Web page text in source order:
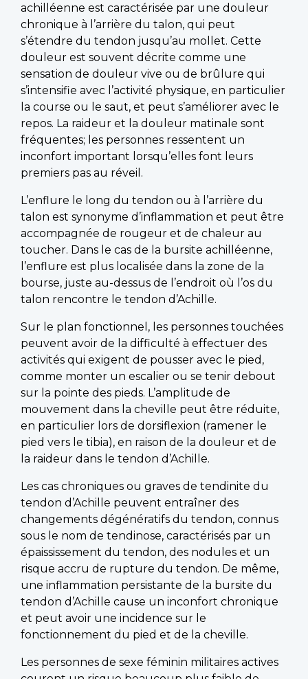
achilléenne est caractérisée par une douleur
chronique à l’arrière du talon, qui peut
s’étendre du tendon jusqu’au mollet. Cette
douleur est souvent décrite comme une
sensation de douleur vive ou de brûlure qui
s’intensifie avec l’activité physique, en particulier
la course ou le saut, et peut s’améliorer avec le
repos. La raideur et la douleur matinale sont
fréquentes; les personnes ressentent un
inconfort important lorsqu’elles font leurs
premiers pas au réveil.
L’enflure le long du tendon ou à l’arrière du
talon est synonyme d’inflammation et peut être
accompagnée de rougeur et de chaleur au
toucher. Dans le cas de la bursite achilléenne,
l’enflure est plus localisée dans la zone de la
bourse, juste au-dessus de l’endroit où l’os du
talon rencontre le tendon d’Achille.
Sur le plan fonctionnel, les personnes touchées
peuvent avoir de la difficulté à effectuer des
activités qui exigent de pousser avec le pied,
comme monter un escalier ou se tenir debout
sur la pointe des pieds. L’amplitude de
mouvement dans la cheville peut être réduite,
en particulier lors de dorsiflexion (ramener le
pied vers le tibia), en raison de la douleur et de
la raideur dans le tendon d’Achille.
Les cas chroniques ou graves de tendinite du
tendon d’Achille peuvent entraîner des
changements dégénératifs du tendon, connus
sous le nom de tendinose, caractérisés par un
épaississement du tendon, des nodules et un
risque accru de rupture du tendon. De même,
une inflammation persistante de la bursite du
tendon d’Achille cause un inconfort chronique
et peut avoir une incidence sur le
fonctionnement du pied et de la cheville.
Les personnes de sexe féminin militaires actives